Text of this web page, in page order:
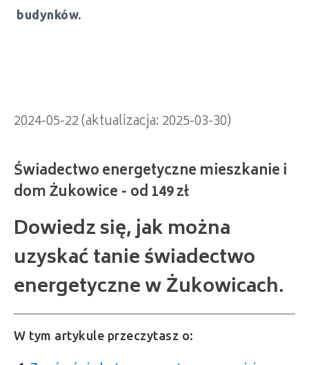
budynków.
2024-05-22 (aktualizacja: 2025-03-30)
Świadectwo energetyczne mieszkanie i
Dowiedz się, jak można
uzyskać tanie świadectwo
energetyczne w Żukowicach.
W tym artykule przeczytasz o: